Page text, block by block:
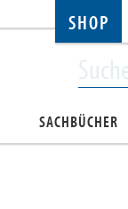
SHOP
SACHBÜCHER